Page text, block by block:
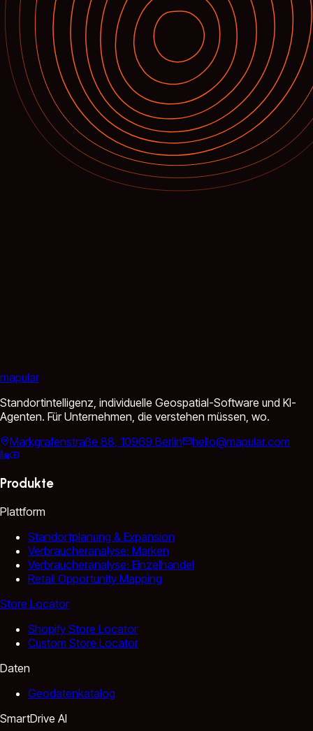
mapular
Standortintelligenz, individuelle Geospatial-Software und KI-
Agenten. Für Unternehmen, die verstehen müssen, wo.
Markgrafenstraße 88, 10969 Berlin
hello@mapular.com
Produkte
Plattform
Standortplanung & Expansion
Verbraucheranalyse: Marken
Verbraucheranalyse: Einzelhandel
Retail Opportunity Mapping
Store Locator
Shopify Store Locator
Custom Store Locator
Daten
Geodatenkatalog
SmartDrive AI